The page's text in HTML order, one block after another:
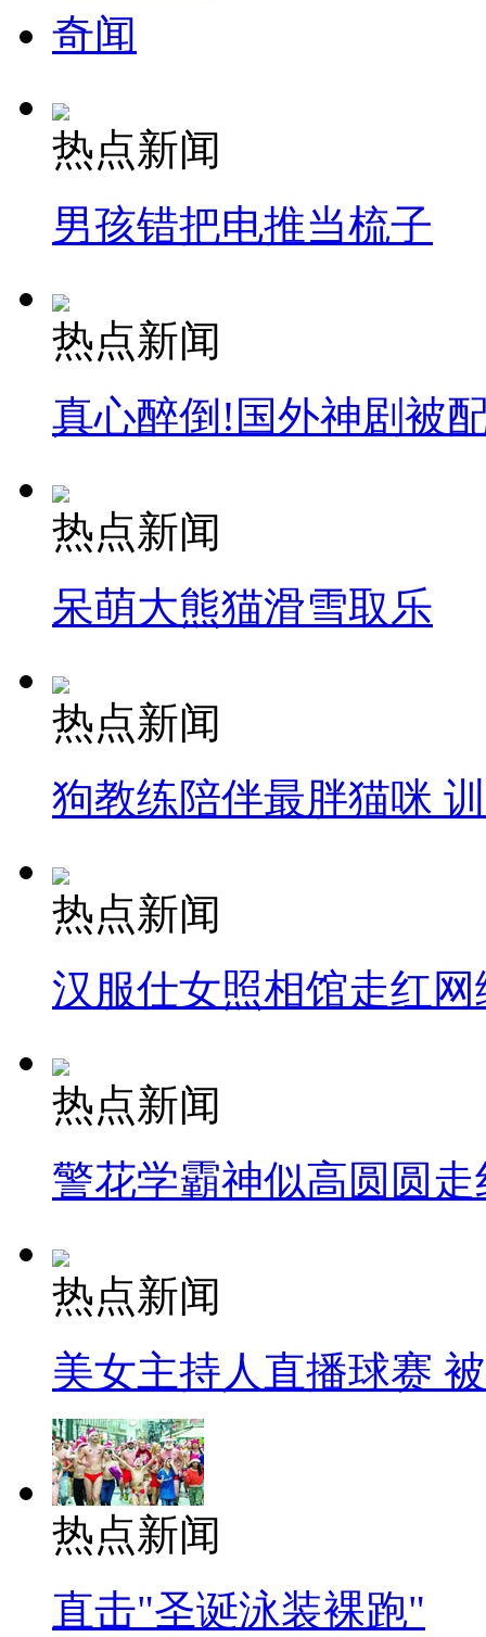
外交部：有关国家言论片面不公正
安徽一实载49人客车翻车
消防员救轻生者 花炮节热闹非凡
司机酒驾遇交警 急速倒车逃窜
奇闻
热点新闻
男孩错把电推当梳子
热点新闻
真心醉倒!国外神剧被
热点新闻
呆萌大熊猫滑雪取乐
热点新闻
狗教练陪伴最胖猫咪
热点新闻
汉服仕女照相馆走红网
热点新闻
警花学霸神似高圆圆走
热点新闻
美女主持人直播球赛
热点新闻
直击"圣诞泳装裸跑"